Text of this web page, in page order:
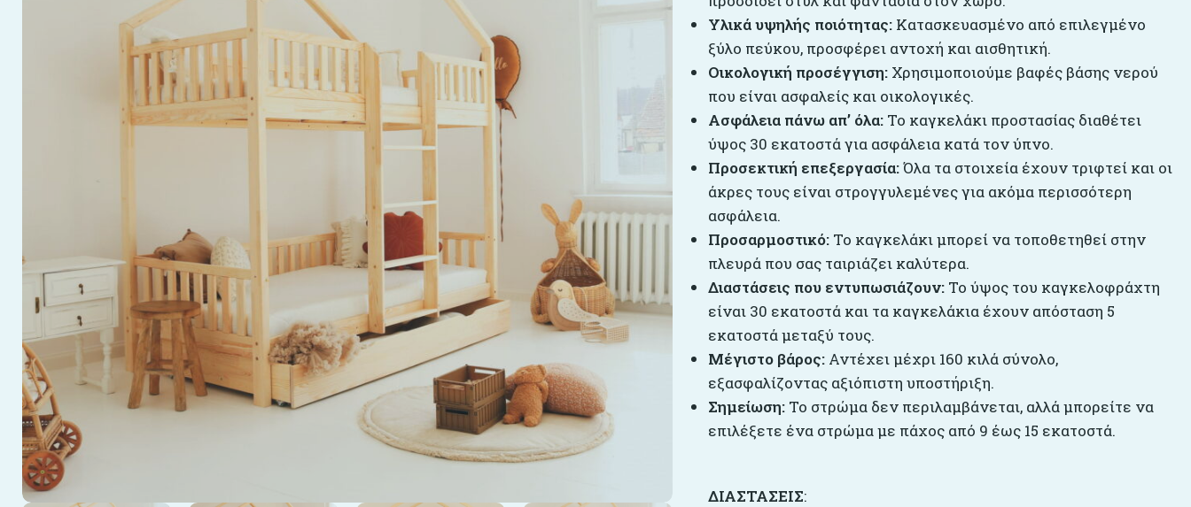
Υλικά υψηλής ποιότητας:Κατασκευασμένο από επιλεγμένο
ξύλο πεύκου, προσφέρει αντοχή και αισθητική.
Οικολογική προσέγγιση:Χρησιμοποιούμε βαφές βάσης νερού
που είναι ασφαλείς και οικολογικές.
Ασφάλεια πάνω απ’ όλα:Το καγκελάκι προστασίας διαθέτει
ύψος 30 εκατοστά για ασφάλεια κατά τον ύπνο.
Προσεκτική επεξεργασία:Όλα τα στοιχεία έχουν τριφτεί και οι
άκρες τους είναι στρογγυλεμένες για ακόμα περισσότερη
ασφάλεια.
Προσαρμοστικό:Το καγκελάκι μπορεί να τοποθετηθεί στην
πλευρά που σας ταιριάζει καλύτερα.
Διαστάσεις που εντυπωσιάζουν:Το ύψος του καγκελοφράχτη
είναι 30 εκατοστά και τα καγκελάκια έχουν απόσταση 5
εκατοστά μεταξύ τους.
Μέγιστο βάρος:Αντέχει μέχρι 160 κιλά σύνολο,
εξασφαλίζοντας αξιόπιστη υποστήριξη.
Σημείωση:Το στρώμα δεν περιλαμβάνεται, αλλά μπορείτε να
επιλέξετε ένα στρώμα με πάχος από 9 έως 15 εκατοστά.
ΔΙΑΣΤΑΣΕΙΣ: